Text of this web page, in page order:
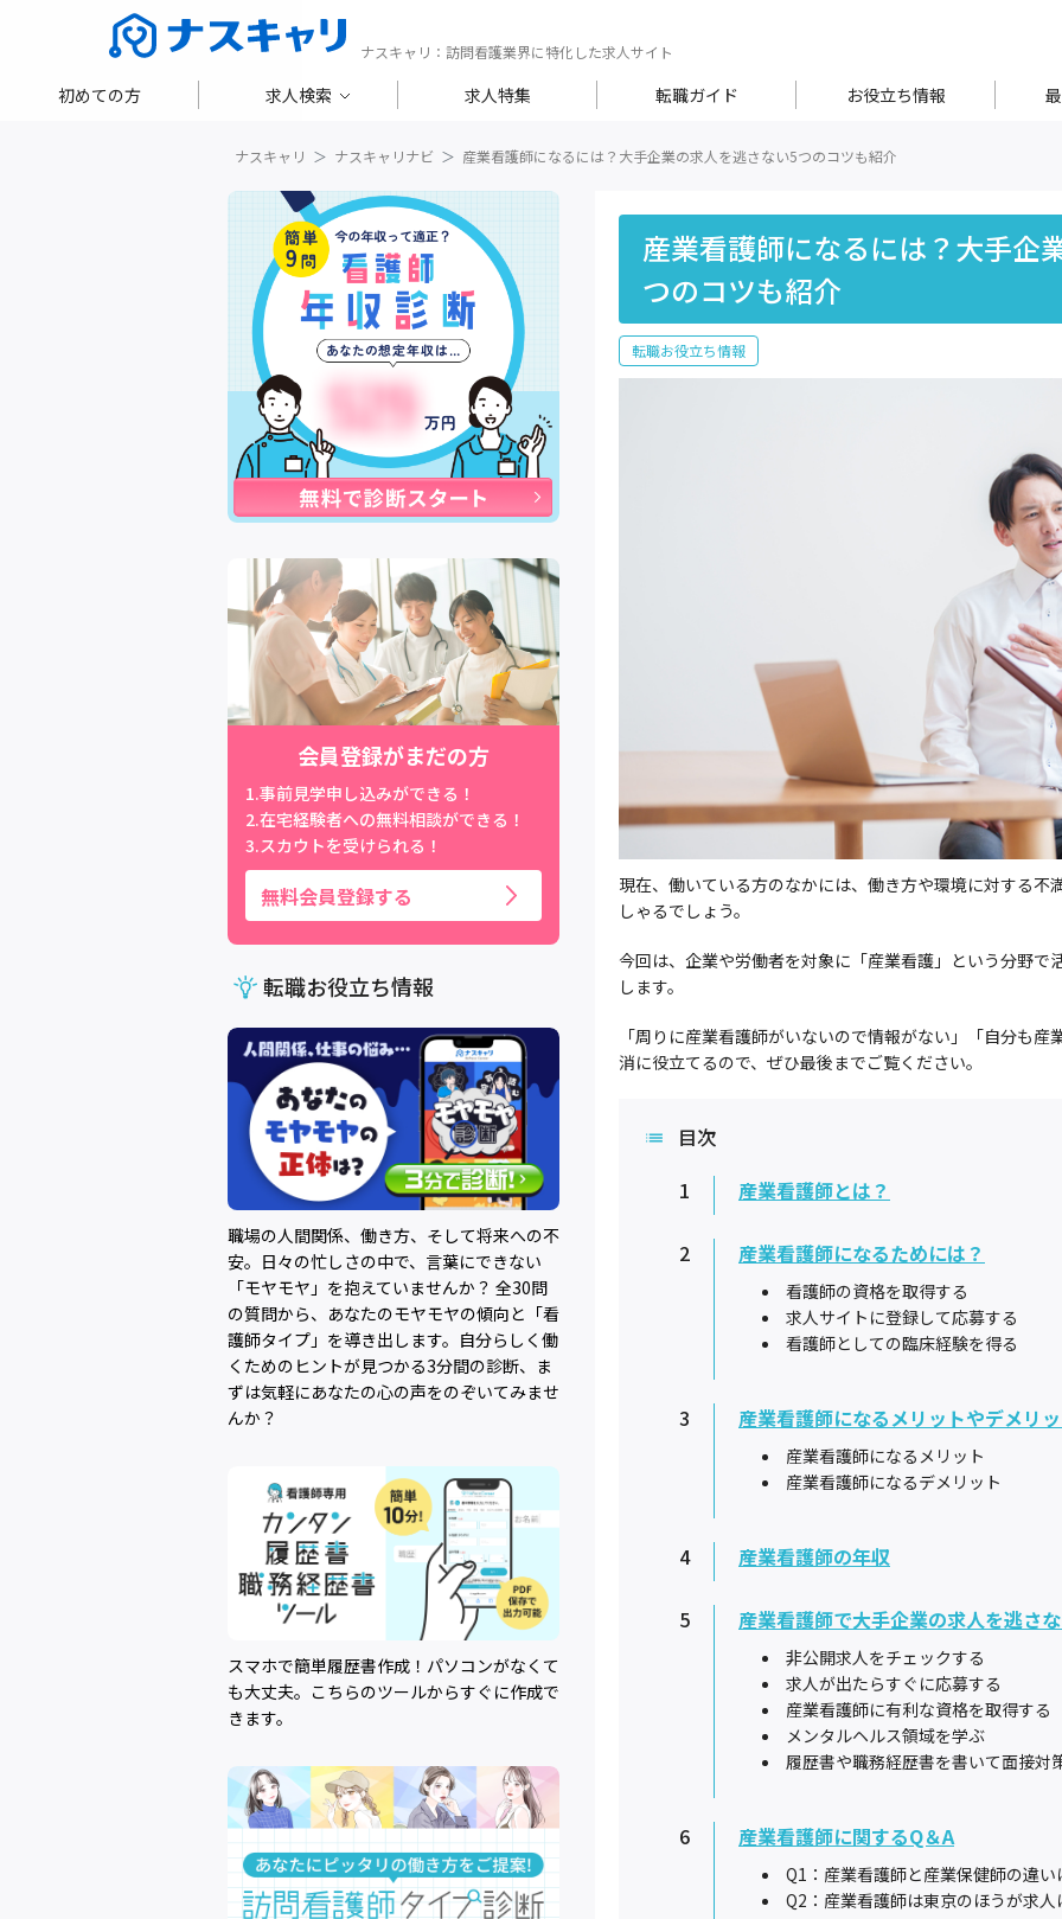
ナスキャリ：訪問看護業界に特化した求人サイト
初めての方 求人検索 求人特集 転職ガイド お役立ち情報
ナスキャリ ナスキャリナビ 産業看護師になるには？大手企業の求人を逃さない5つのコツも紹介
産業看護師になるには？大手企
つのコツも紹介
転職お役立ち情報
現在、働いている方のなかには、働き方や環境に対する不
しゃるでしょう。
今回は、企業や労働者を対象に「産業看護」という分野で
します。
「周りに産業看護師がいないので情報がない」「自分も
消に役立てるので、ぜひ最後までご覧ください。
目次
1
産業看護師とは？
2 産業看護師になるためには？
看護師の資格を取得する
求人サイトに登録して応募する
看護師としての臨床経験を得る
3 産業看護師になるメリットやデメリ
産業看護師になるメリット
産業看護師になるデメリット
4 産業看護師の年収
5 産業看護師で大手企業の求人を逃さ
非公開求人をチェックする
求人が出たらすぐに応募する
産業看護師に有利な資格を取得する
メンタルヘルス領域を学ぶ
履歴書や職務経歴書を書いて面接対
6 産業看護師に関するQ＆A
Q1：産業看護師と産業保健師の違
Q2：産業看護師は東京のほうが求
会員登録がまだの方
1.事前見学申し込みができる！
2.在宅経験者への無料相談ができる！
3.スカウトを受けられる！
無料会員登録する
転職お役立ち情報
職場の人間関係、働き方、そして将来への不
安。日々の忙しさの中で、言葉にできない
「モヤモヤ」を抱えていませんか？ 全30問
の質問から、あなたのモヤモヤの傾向と「看
護師タイプ」を導き出します。自分らしく働
くためのヒントが見つかる3分間の診断、ま
ずは気軽にあなたの心の声をのぞいてみませ
んか？
スマホで簡単履歴書作成！パソコンがなくて
も大丈夫。こちらのツールからすぐに作成で
きます。